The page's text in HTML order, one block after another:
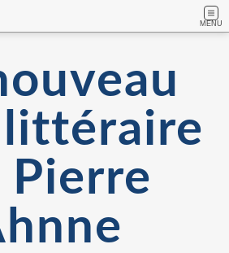
MENU
littéraire
Pierre